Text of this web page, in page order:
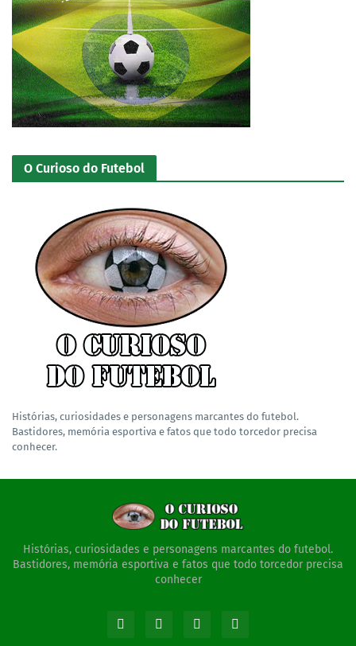
O Curioso do Futebol
Histórias, curiosidades e personagens marcantes do futebol.
Bastidores, memória esportiva e fatos que todo torcedor precisa
conhecer.
Histórias, curiosidades e personagens marcantes do futebol.
Bastidores, memória esportiva e fatos que todo torcedor precisa
conhecer